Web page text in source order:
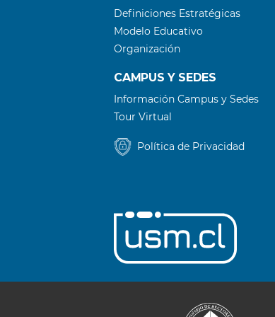
Definiciones Estratégicas
Modelo Educativo
Organización
CAMPUS Y SEDES
Información Campus y Sedes
Tour Virtual
Política de Privacidad